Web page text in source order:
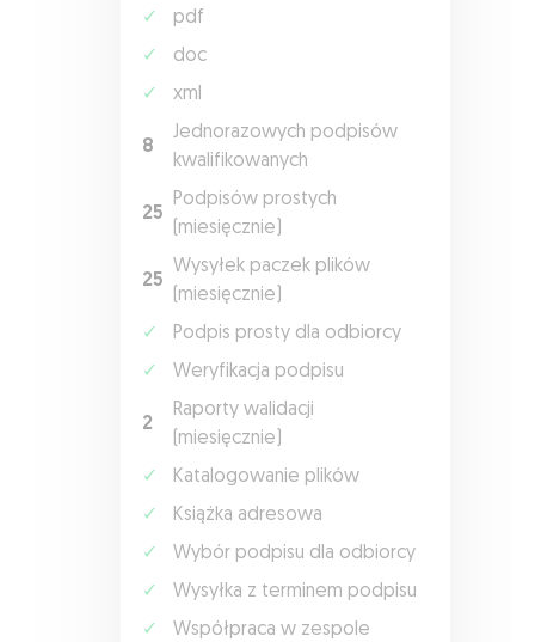
✓
pdf
✓
doc
✓
xml
8
Jednorazowych podpisów
kwalifikowanych
25
Podpisów prostych
(miesięcznie)
25
Wysyłek paczek plików
(miesięcznie)
✓
Podpis prosty dla odbiorcy
✓
Weryfikacja podpisu
2
Raporty walidacji
(miesięcznie)
✓
Katalogowanie plików
✓
Książka adresowa
✓
Wybór podpisu dla odbiorcy
✓
Wysyłka z terminem podpisu
✓
Współpraca w zespole